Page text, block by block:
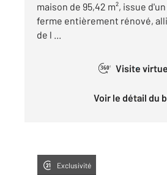
maison de 95,42 m², issue
ferme entièrement rénové,
de l ...
360° Visite
Voir le détail du
Exclusivité